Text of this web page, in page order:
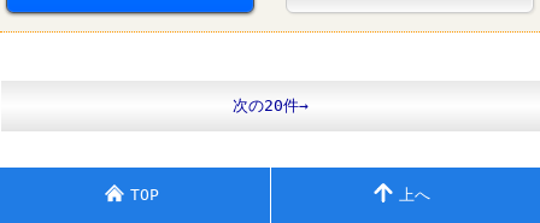
第二新卒歓迎 ファミレス レストラン
Big Boy(ビッグボーイ)
次の20件→
TOP 上へ